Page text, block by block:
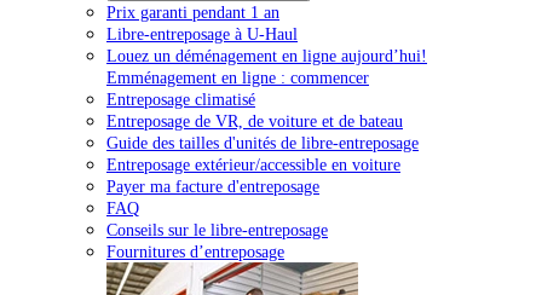
Prix garanti pendant 1 an
Libre-entreposage à U-Haul
Louez un déménagement en ligne aujourd’hui!
Emménagement en ligne : commencer
Entreposage climatisé
Entreposage de VR, de voiture et de bateau
Guide des tailles d'unités de libre-entreposage
Entreposage extérieur/accessible en voiture
Payer ma facture d'entreposage
FAQ
Conseils sur le libre-entreposage
Fournitures d’entreposage